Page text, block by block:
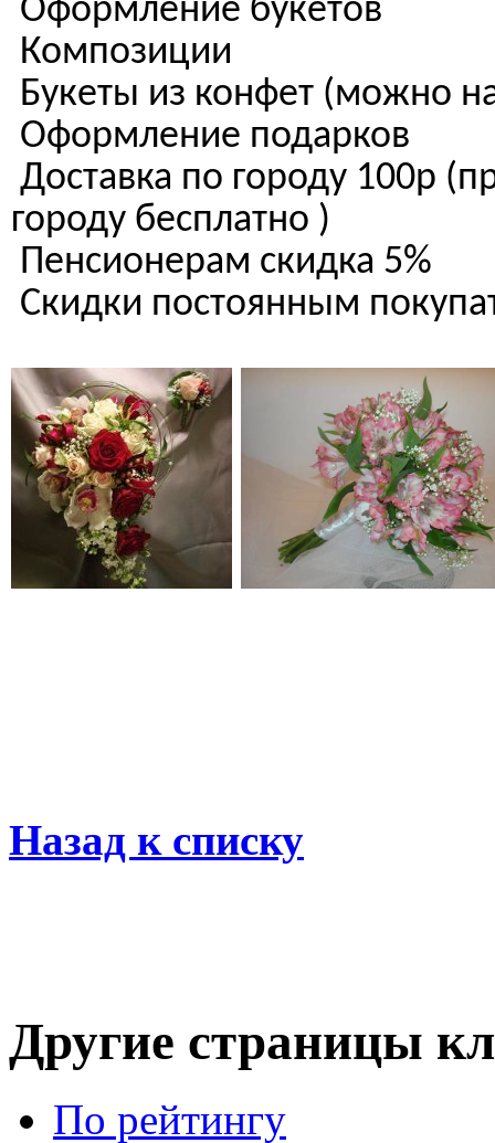
Оформление букетов
Композиции
Букеты из конфет (можно
Оформление подарков
Доставка по городу 100р
городу бесплатно )
Пенсионерам скидка 5%
Скидки постоянным
Назад к списку
Другие страницы
По рейтингу